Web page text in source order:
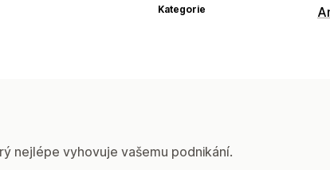
Kategorie
nejlépe vyhovuje vašemu podnikání.